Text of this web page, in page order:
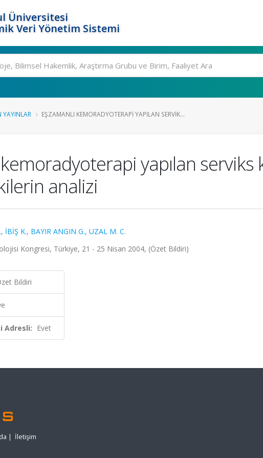
Üniversitesi
Veri Yönetim Sistemi
YAYINLAR EŞZAMANLI KEMORADYOTERAPI YAPILAN SERVIK...
kemoradyoterapi yapılan
analizi
, İBİŞ K., BAYIR ANGIN G., UZAL M. C.
Kongresi, Türkiye, 21 - 25 Nisan 2004, (Özet Bildiri)
Bildiri
Adresli: Evet
| İletişim